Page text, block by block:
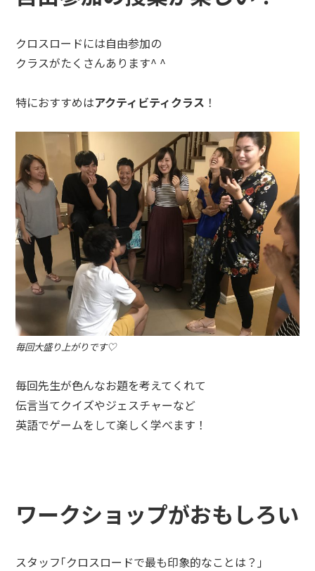
クロスロードには自由参加の
クラスがたくさんあります^ ^
特におすすめはアクティビティクラス ！
毎回大盛り上がりです♡
毎回先生が色んなお題を考えてくれて
伝言当てクイズやジェスチャーなど
英語でゲームをして楽しく学べます！
ワークショップがおもしろい
スタッフ｢クロスロードで最も印象的なことは？｣